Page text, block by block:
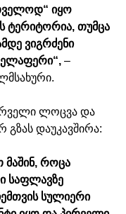
იყო
ტერიტორია, თუმცა
ვიგრძენი
–
ლოცვა და
გზას დაუკავშირა:
მაშინ, როცა
საფლავზე
სულიერი